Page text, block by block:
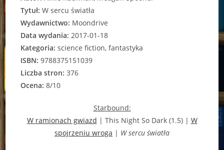
Tytuł: W sercu światła
Wydawnictwo: Moondrive
Data wydania: 2017-01-18
Kategoria:science fiction, fantastyka
ISBN: 9788375151039
Liczba stron: 376
Ocena: 8/10
Starbound:
W ramionach gwiazd | This Night So Dark (1.5) | W
spojrzeniu wroga | W sercu światła